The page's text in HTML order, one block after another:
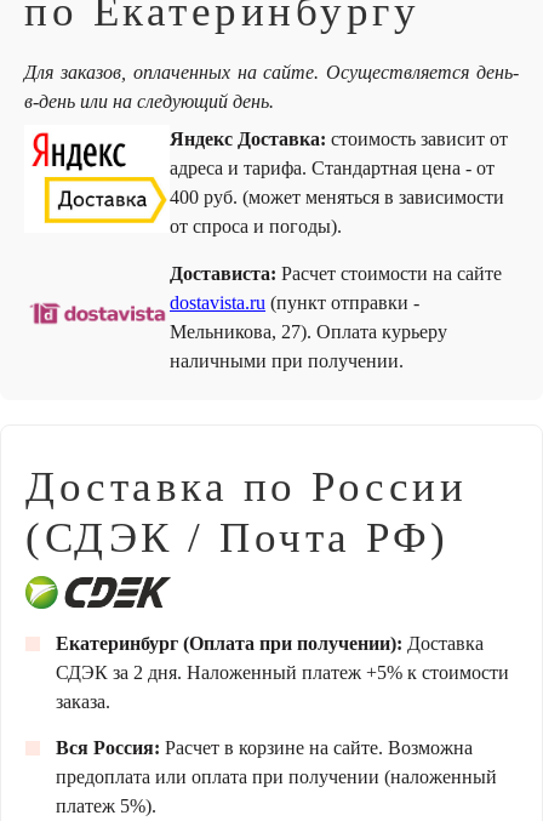
по Екатеринбургу
Для заказов, оплаченных на сайте. Осуществляется день-
в-день или на следующий день.
Яндекс Доставка: стоимость зависит от
адреса и тарифа. Стандартная цена - от
400 руб. (может меняться в зависимости
от спроса и погоды).
Достависта: Расчет стоимости на сайте
dostavista.ru (пункт отправки -
Мельникова, 27). Оплата курьеру
наличными при получении.
Доставка по России
(СДЭК / Почта РФ)
Екатеринбург (Оплата при получении): Доставка
СДЭК за 2 дня. Наложенный платеж +5% к стоимости
заказа.
Вся Россия: Расчет в корзине на сайте. Возможна
предоплата или оплата при получении (наложенный
платеж 5%).